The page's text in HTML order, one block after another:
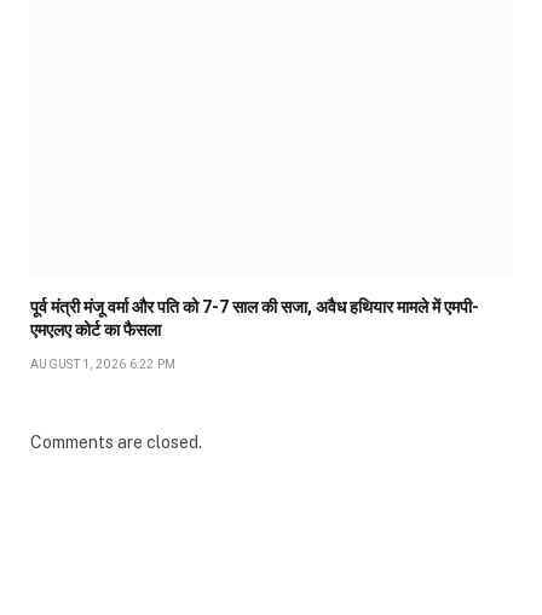
पूर्व मंत्री मंजू वर्मा और पति को 7-7 साल की सजा, अवैध हथियार मामले में एमपी-
एमएलए कोर्ट का फैसला
AUGUST 1, 2026 6:22 PM
Comments are closed.